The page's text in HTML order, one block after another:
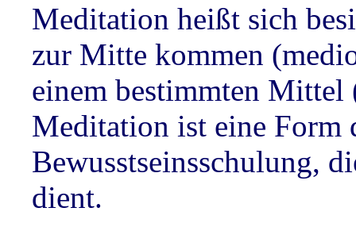
Meditation heißt sich
zur Mitte kommen
einem bestimmten Mittel
Meditation ist eine Form
Bewusstseinsschulung,
dient.